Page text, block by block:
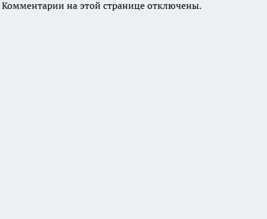
Комментарии на этой странице отключены.